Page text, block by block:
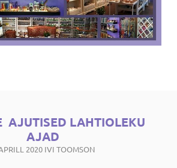
AJUTISED LAHTIOLEKU
AJAD
2020 IVI TOOMSON